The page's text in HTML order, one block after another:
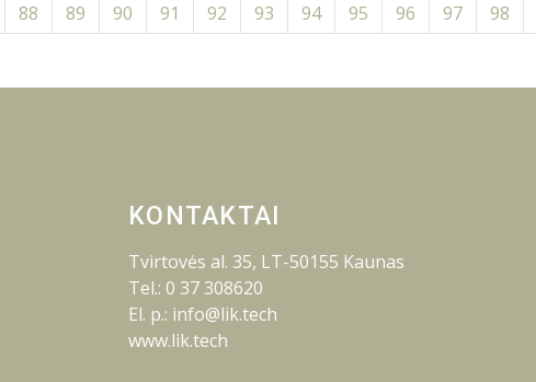
88 89 90 91 92 93 94 95 96 97 98
KONTAKTAI
Tvirtovės al. 35, LT-50155 Kaunas
Tel.: 0 37 308620
El. p.: info@lik.tech
www.lik.tech